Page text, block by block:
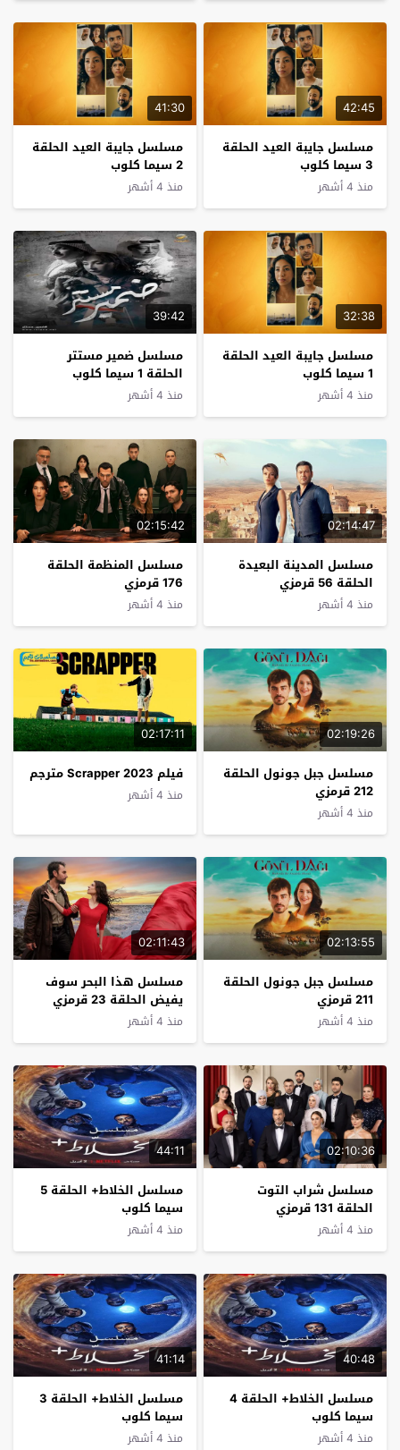
42:45
مسلسل جايبة العيد الحلقة
3 سيما كلوب
منذ 4 أشهر
41:30
مسلسل جايبة العيد الحلقة
2 سيما كلوب
منذ 4 أشهر
32:38
مسلسل جايبة العيد الحلقة
1 سيما كلوب
منذ 4 أشهر
39:42
مسلسل ضمير مستتر
الحلقة 1 سيما كلوب
منذ 4 أشهر
02:14:47
مسلسل المدينة البعيدة
الحلقة 56 قرمزي
منذ 4 أشهر
02:15:42
مسلسل المنظمة الحلقة
176 قرمزي
منذ 4 أشهر
02:19:26
مسلسل جبل جونول الحلقة
212 قرمزي
منذ 4 أشهر
02:17:11
فيلم Scrapper 2023 مترجم
منذ 4 أشهر
02:13:55
مسلسل جبل جونول الحلقة
211 قرمزي
منذ 4 أشهر
02:11:43
مسلسل هذا البحر سوف
يفيض الحلقة 23 قرمزي
منذ 4 أشهر
02:10:36
مسلسل شراب التوت
الحلقة 131 قرمزي
منذ 4 أشهر
44:11
مسلسل الخلاط+ الحلقة 5
سيما كلوب
منذ 4 أشهر
40:48
مسلسل الخلاط+ الحلقة 4
سيما كلوب
منذ 4 أشهر
41:14
مسلسل الخلاط+ الحلقة 3
سيما كلوب
منذ 4 أشهر